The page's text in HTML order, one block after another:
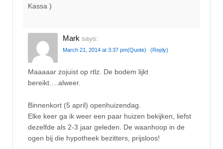
Kassa )
Mark says:
March 21, 2014 at 3:37 pm(Quote) (Reply)
Maaaaar zojuist op rtlz. De bodem lijkt
bereikt….alweer.
Binnenkort (5 april) openhuizendag.
Elke keer ga ik weer een paar huizen bekijken, liefst
dezelfde als 2-3 jaar geleden. De waanhoop in de
ogen bij die hypotheek bezitters, prijsloos!